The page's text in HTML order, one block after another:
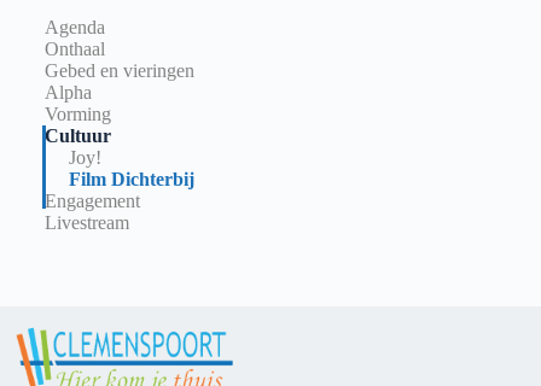
Agenda
Onthaal
Gebed en vieringen
Alpha
Vorming
Cultuur
Joy!
Film Dichterbij
Engagement
Livestream